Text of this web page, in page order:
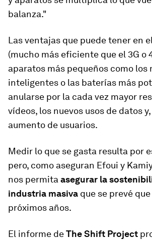
balanza."
Las ventajas que puede tener en
(mucho más eficiente que el 3G o
aparatos más pequeños como los
inteligentes o las baterías más
anularse por la cada vez mayor
vídeos, los nuevos usos de datos
aumento de usuarios.
Medir lo que se gasta resulta por
pero, como aseguran Efoui y
nos permitaasegurar la
industria masiva que se prevé
próximos años.
El informe deThe Shift Project